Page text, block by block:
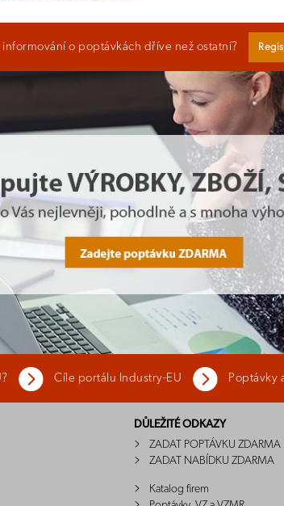
o poptávkách dříve než ostatní?
Cíle portálu Industry-EU Poptávky
DŮLEŽITÉ ODKAZY
ZADAT POPTÁVKU ZDARMA
ZADAT NABÍDKU ZDARMA
Katalog firem